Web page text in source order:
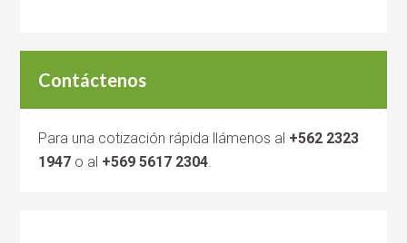
Contáctenos
Para una cotización rápida llámenos al +562 2323
1947 o al +569 5617 2304.